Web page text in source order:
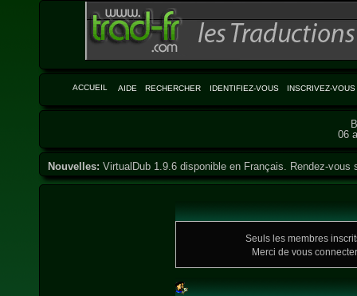
ACCUEIL AIDE RECHERCHER IDENTIFIEZ-VOUS INSCRIVEZ-VOUS
06
Nouvelles: VirtualDub 1.9.6 disponible en Français. Rendez-vous
Seuls les membres
Merci de vous